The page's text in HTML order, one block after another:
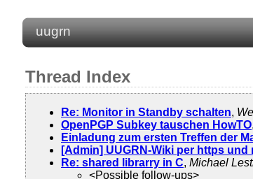
uugrn
Thread Index
Re: Monitor in Standby schalten,
OpenPGP Subkey tauschen HowTO,
Einladung zum ersten Treffen der
[Admin] UUGRN-Wiki per https und
Re: shared librarry in C, Michael
<Possible follow-ups>